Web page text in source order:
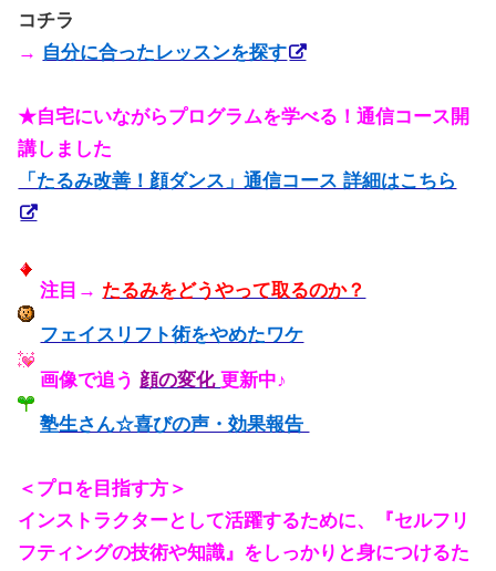
コチラ
→ 自分に合ったレッスンを探す
★自宅にいながらプログラムを学べる！通信コース開
講しました
「たるみ改善！顔ダンス」通信コース 詳細はこちら
注目→ たるみをどうやって取るのか？
フェイスリフト術をやめたワケ
画像で追う 顔の変化更新中♪
塾生さん☆喜びの声・効果報告
＜プロを目指す方＞
インストラクターとして活躍するために、『セルフリ
フティングの技術や知識』をしっかりと身につけるた